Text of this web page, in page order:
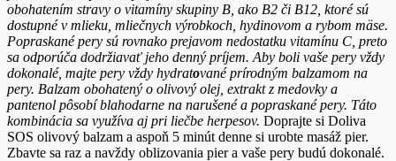
obohatením stravy o vitamíny skupiny B, ako B2 či B12, ktoré sú
dostupné v mlieku, mliečnych výrobkoch, hydinovom a rybom mäse.
Popraskané pery sú rovnako prejavom nedostatku vitamínu C, preto
sa odporúča dodržiavať jeho denný príjem. Aby boli vaše pery vždy
dokonalé, majte pery vždy hydratované prírodným balzamom na
pery. Balzam obohatený o olivový olej, extrakt z medovky a
pantenol pôsobí blahodarne na narušené a popraskané pery. Táto
kombinácia sa využíva aj pri liečbe herpesov. Doprajte si Doliva
SOS olivový balzam a aspoň 5 minút denne si urobte masáž pier.
Zbavte sa raz a navždy oblizovania pier a vaše pery budú dokonalé.